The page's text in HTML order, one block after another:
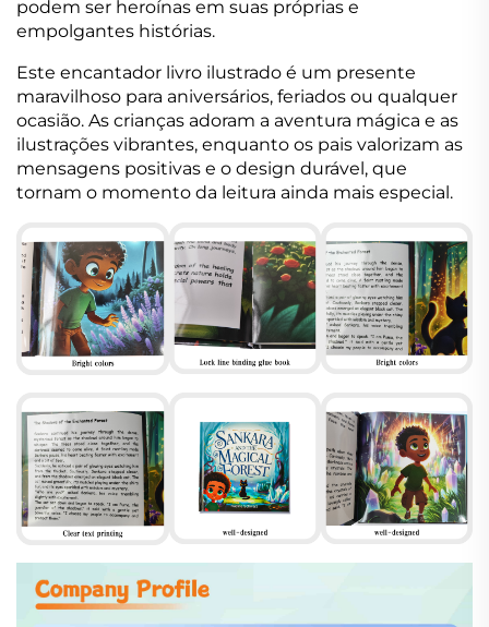
podem ser heroínas em suas próprias e
empolgantes histórias.
Este encantador livro ilustrado é um presente
maravilhoso para aniversários, feriados ou qualquer
ocasião. As crianças adoram a aventura mágica e as
ilustrações vibrantes, enquanto os pais valorizam as
mensagens positivas e o design durável, que
tornam o momento da leitura ainda mais especial.